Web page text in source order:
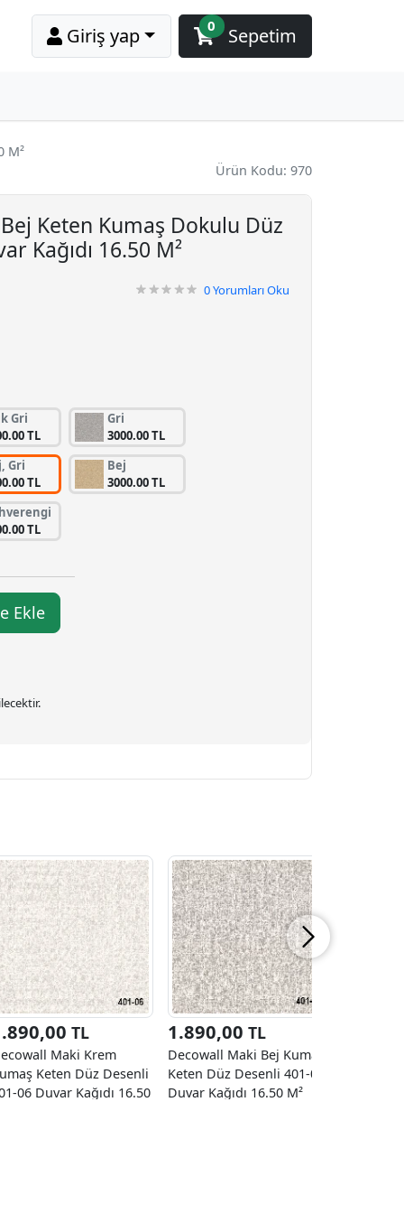
Giriş yap Sepetim
0
M²
Ürün Kodu: 970
Keten Kumaş Dokulu Düz
Kağıdı 16.50 M²
0Yorumları Oku
Gri
TL
Gri
3000.00 TL
Gri
TL
Bej
3000.00 TL
TL
Ekle
TL
Maki Krem
Keten Düz Desenli
06 Duvar Kağıdı 16.50
1.890,00 TL
Decowall Maki Bej Kumaş
Keten Düz Desenli 401-07
Duvar Kağıdı 16.50 M²